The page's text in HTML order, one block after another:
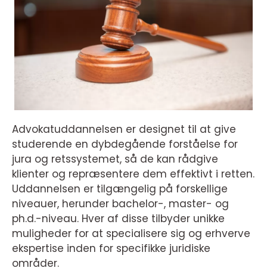
Advokatuddannelsen er designet til at give
studerende en dybdegående forståelse for
jura og retssystemet, så de kan rådgive
klienter og repræsentere dem effektivt i retten.
Uddannelsen er tilgængelig på forskellige
niveauer, herunder bachelor-, master- og
ph.d.-niveau. Hver af disse tilbyder unikke
muligheder for at specialisere sig og erhverve
ekspertise inden for specifikke juridiske
områder.